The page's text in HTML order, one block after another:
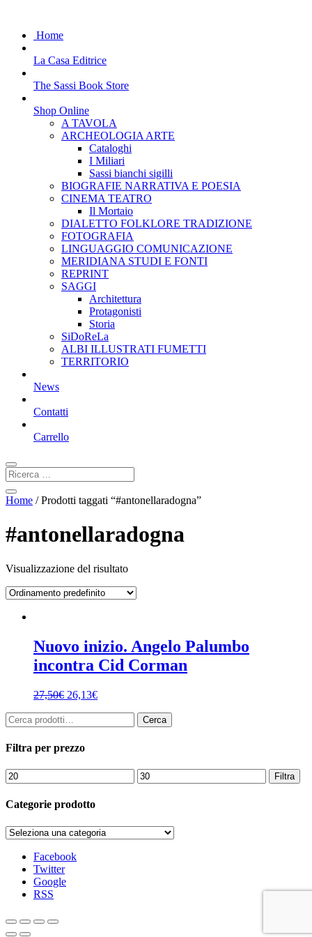
Home
La Casa Editrice
The Sassi Book Store
Shop Online
A TAVOLA
ARCHEOLOGIA ARTE
Cataloghi
I Miliari
Sassi bianchi sigilli
BIOGRAFIE NARRATIVA E POESIA
CINEMA TEATRO
Il Mortaio
DIALETTO FOLKLORE TRADIZIONE
FOTOGRAFIA
LINGUAGGIO COMUNICAZIONE
MERIDIANA STUDI E FONTI
REPRINT
SAGGI
Architettura
Protagonisti
Storia
SiDoReLa
ALBI ILLUSTRATI FUMETTI
TERRITORIO
News
Contatti
Carrello
Home / Prodotti taggati “#antonellaradogna”
#antonellaradogna
Visualizzazione del risultato
Nuovo inizio. Angelo Palumbo
incontra Cid Corman
27,50€ 26,13€
Cerca:
Cerca
Filtra per prezzo
Prezzo
Min
Prezzo
Max
Filtra
Categorie prodotto
Facebook
Twitter
Google
RSS